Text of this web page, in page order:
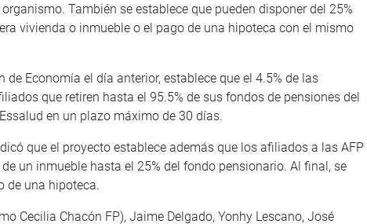
También se establece que pueden disponer del 25%
vivienda o inmueble o el pago de una hipoteca con el mismo
Economía el día anterior, establece que el 4.5% de las
que retiren hasta el 95.5% de sus fondos de pensiones del
en un plazo máximo de 30 días.
que el proyecto establece además que los afiliados a las AFP
un inmueble hasta el 25% del fondo pensionario. Al final, se
de una hipoteca.
Cecilia Chacón FP), Jaime Delgado, Yonhy Lescano, José